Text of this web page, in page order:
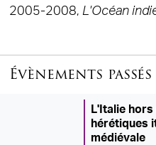
2005-2008, L'Océan
Évènements passés
L'Italie
hérétiques
médiévale